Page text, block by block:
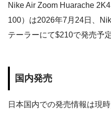
Nike Air Zoom Huarache
100）は2026年7月24日、
テーラーにて$210で発売予定
国内発売
日本国内での発売情報は現